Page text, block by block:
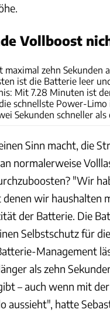
Vollboost
maximal zehn Sekunden
ist die Batterie leer
Mit 7.28 Minuten ist
schnellste Power-Limo
Sekunden schneller als
Sinn macht, die
normalerweise
"Wir
wir haushalten
der Batterie. Die
Selbstschutz für
Management
als zehn
– auch wenn mit
aussieht", hatte